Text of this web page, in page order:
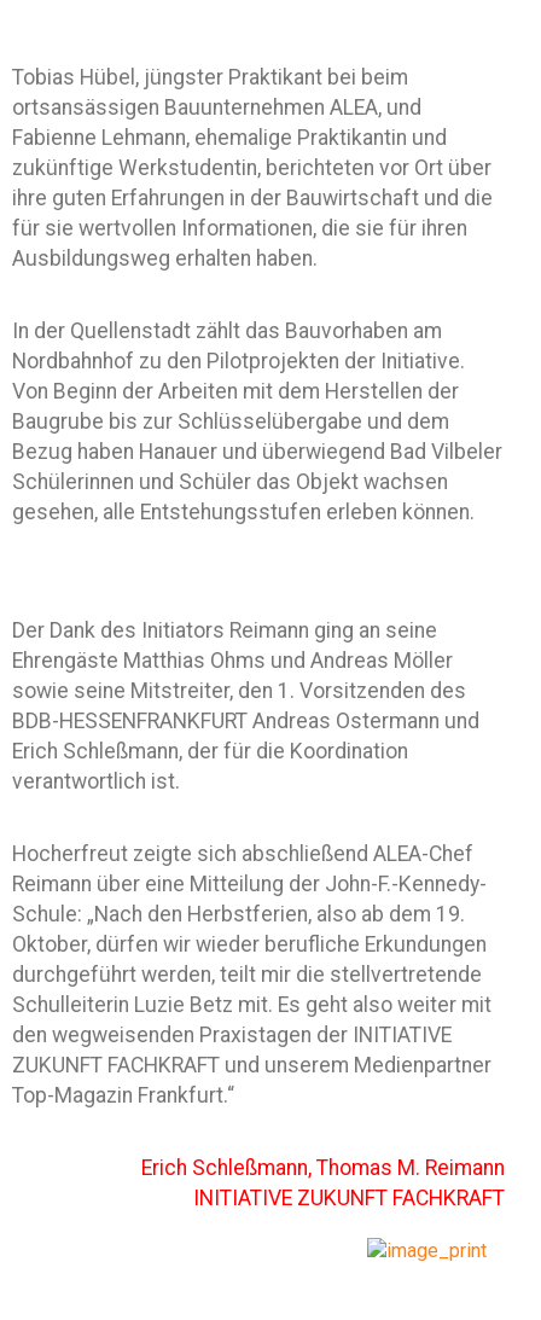
Tobias Hübel, jüngster Praktikant bei beim
ortsansässigen Bauunternehmen ALEA, und
Fabienne Lehmann, ehemalige Praktikantin und
zukünftige Werkstudentin, berichteten vor Ort über
ihre guten Erfahrungen in der Bauwirtschaft und die
für sie wertvollen Informationen, die sie für ihren
Ausbildungsweg erhalten haben.
In der Quellenstadt zählt das Bauvorhaben am
Nordbahnhof zu den Pilotprojekten der Initiative.
Von Beginn der Arbeiten mit dem Herstellen der
Baugrube bis zur Schlüsselübergabe und dem
Bezug haben Hanauer und überwiegend Bad Vilbeler
Schülerinnen und Schüler das Objekt wachsen
gesehen, alle Entstehungsstufen erleben können.
Der Dank des Initiators Reimann ging an seine
Ehrengäste Matthias Ohms und Andreas Möller
sowie seine Mitstreiter, den 1. Vorsitzenden des
BDB-HESSENFRANKFURT Andreas Ostermann und
Erich Schleßmann, der für die Koordination
verantwortlich ist.
Hocherfreut zeigte sich abschließend ALEA-Chef
Reimann über eine Mitteilung der John-F.-Kennedy-
Schule: „Nach den Herbstferien, also ab dem 19.
Oktober, dürfen wir wieder berufliche Erkundungen
durchgeführt werden, teilt mir die stellvertretende
Schulleiterin Luzie Betz mit. Es geht also weiter mit
den wegweisenden Praxistagen der INITIATIVE
ZUKUNFT FACHKRAFT und unserem Medienpartner
Top-Magazin Frankfurt.“
Erich Schleßmann, Thomas M. Reimann
INITIATIVE ZUKUNFT FACHKRAFT